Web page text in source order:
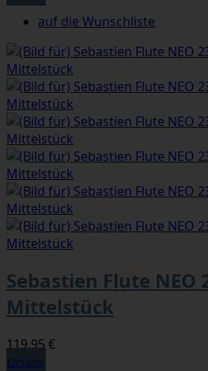
auf die Wunschliste
Sebastien Flute NEO
Mittelstück
119,95 €
Details